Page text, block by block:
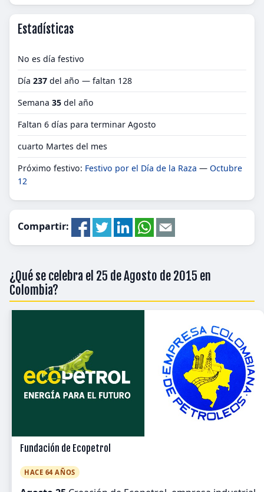
Estadísticas
No es día festivo
Día 237 del año — faltan 128
Semana 35 del año
Faltan 6 días para terminar Agosto
cuarto Martes del mes
Próximo festivo: Festivo por el Día de la Raza — Octubre
12
Compartir:
¿Qué se celebra el 25 de Agosto de 2015 en
Colombia?
Fundación de Ecopetrol
HACE 64 AÑOS